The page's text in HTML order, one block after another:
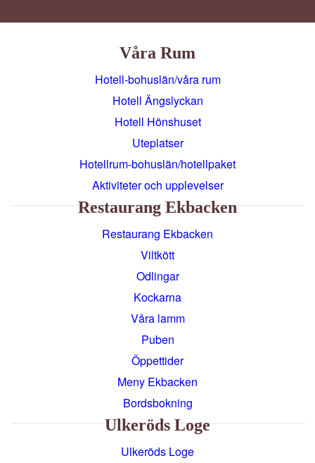
Våra Rum
Hotell-bohuslän/våra rum
Hotell Ängslyckan
Hotell Hönshuset
Uteplatser
Hotellrum-bohuslän/hotellpaket
Aktiviteter och upplevelser
Restaurang Ekbacken
Restaurang Ekbacken
Viltkött
Odlingar
Kockarna
Våra lamm
Puben
Öppettider
Meny Ekbacken
Bordsbokning
Ulkeröds Loge
Ulkeröds Loge